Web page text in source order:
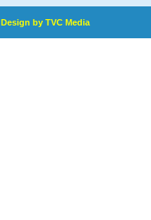
Design by TVC Media